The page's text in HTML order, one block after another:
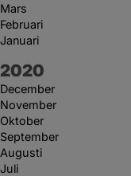
Mars
Februari
Januari
År:
2020
December
November
Oktober
September
Augusti
Juli